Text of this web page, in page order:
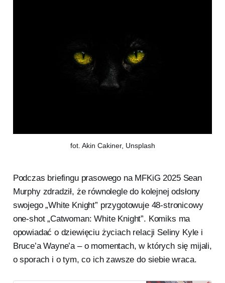
fot. Akin Cakiner, Unsplash
Podczas briefingu prasowego na MFKiG 2025 Sean
Murphy zdradził, że równolegle do kolejnej odsłony
swojego „White Knight” przygotowuje 48-stronicowy
one-shot „Catwoman: White Knight”. Komiks ma
opowiadać o dziewięciu życiach relacji Seliny Kyle i
Bruce’a Wayne’a – o momentach, w których się mijali,
o sporach i o tym, co ich zawsze do siebie wraca.